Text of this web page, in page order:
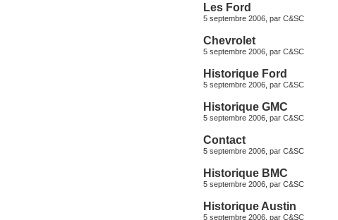
Les Ford
5 septembre 2006, par C&SC
Chevrolet
5 septembre 2006, par C&SC
Historique Ford
5 septembre 2006, par C&SC
Historique GMC
5 septembre 2006, par C&SC
Contact
5 septembre 2006, par C&SC
Historique BMC
5 septembre 2006, par C&SC
Historique Austin
5 septembre 2006, par C&SC